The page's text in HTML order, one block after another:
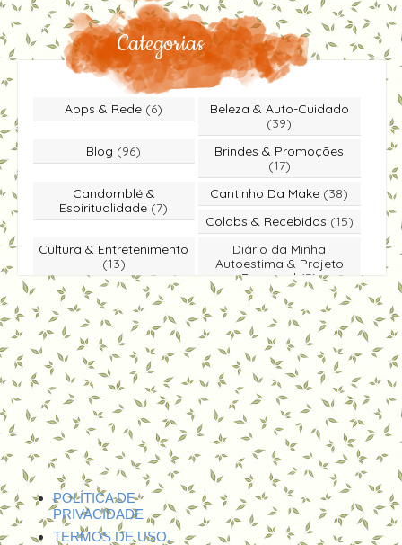
Categorias
Apps & Rede (6)
Beleza & Auto-Cuidado
(39)
Blog (96)
Brindes & Promoções
(17)
Candomblé &
Espiritualidade (7)
Cantinho Da Make (38)
Colabs & Recebidos (15)
Cultura & Entretenimento
(13)
Diário da Minha
Autoestima & Projeto
Rapunzel (3)
Dicas & Você Sabia (49)
Educação & Literatura
(5)
Entrevista
(1)
Especiais & Homenagens
(5)
Eventos & Passeios (26) Moda & Estilo (18)
Notícias & Economia (4)
Participe Você Também
(39)
Viagens & Lazer (6) Vida & Bem-Estar (31)
Vlogs & Canal
(17)
POLÍTICA DE
PRIVACIDADE
TERMOS DE USO,